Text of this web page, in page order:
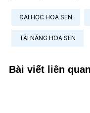
ĐẠI HỌC HOA SEN
TÀI NĂNG HOA SEN
Bài viết liên quan